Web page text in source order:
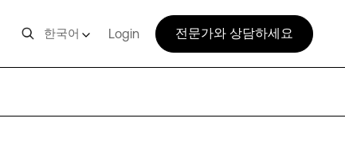
한국어 Login 전문가와 상담하세요